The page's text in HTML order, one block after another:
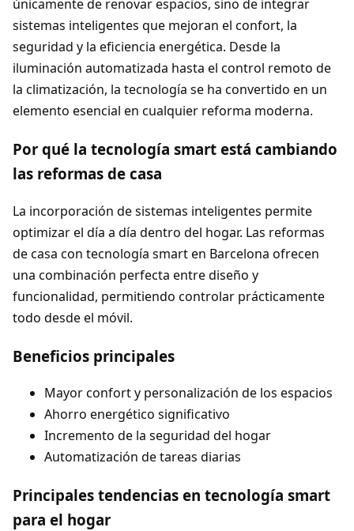
únicamente de renovar espacios, sino de integrar
sistemas inteligentes que mejoran el confort, la
seguridad y la eficiencia energética. Desde la
iluminación automatizada hasta el control remoto de
la climatización, la tecnología se ha convertido en un
elemento esencial en cualquier reforma moderna.
Por qué la tecnología smart está cambiando
las reformas de casa
La incorporación de sistemas inteligentes permite
optimizar el día a día dentro del hogar. Las reformas
de casa con tecnología smart en Barcelona ofrecen
una combinación perfecta entre diseño y
funcionalidad, permitiendo controlar prácticamente
todo desde el móvil.
Beneficios principales
Mayor confort y personalización de los espacios
Ahorro energético significativo
Incremento de la seguridad del hogar
Automatización de tareas diarias
Principales tendencias en tecnología smart
para el hogar